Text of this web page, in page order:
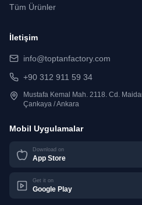
Tüm Ürünler
İletişim
info@toptanfactory.com
+90 312 911 59 34
Mustafa Kemal Mah. 2118. Cd.
Çankaya / Ankara
Mobil Uygulamalar
Download on
App Store
Get it on
Google Play